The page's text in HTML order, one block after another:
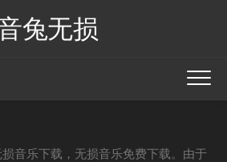
兔无损
音乐下载，无损音乐免费下载。由于